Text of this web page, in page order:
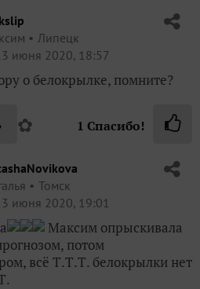
Липецк
июня 2020, 18:57
о белокрылке, помните?
✿ 1 Спасибо!
Томск
июня 2020, 19:01
Максим опрыскивала
потом
всё Т.Т.Т. белокрылки нет